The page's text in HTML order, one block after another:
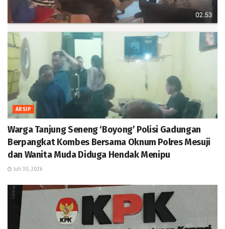
ARSIP
Warga Tanjung Seneng ‘Boyong’ Polisi Gadungan
Berpangkat Kombes Bersama Oknum Polres Mesuji
dan Wanita Muda Diduga Hendak Menipu
Juli 30, 2026